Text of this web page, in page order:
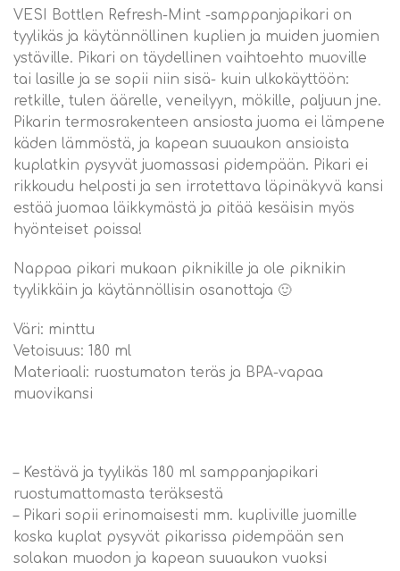
VESI Bottlen Refresh-Mint -samppanjapikari on
tyylikäs ja käytännöllinen kuplien ja muiden juomien
ystäville. Pikari on täydellinen vaihtoehto muoville
tai lasille ja se sopii niin sisä- kuin ulkokäyttöön:
retkille, tulen äärelle, veneilyyn, mökille, paljuun jne.
Pikarin termosrakenteen ansiosta juoma ei lämpene
käden lämmöstä, ja kapean suuaukon ansioista
kuplatkin pysyvät juomassasi pidempään. Pikari ei
rikkoudu helposti ja sen irrotettava läpinäkyvä kansi
estää juomaa läikkymästä ja pitää kesäisin myös
hyönteiset poissa!
Nappaa pikari mukaan piknikille ja ole piknikin
tyylikkäin ja käytännöllisin osanottaja 🙂
Väri: minttu
Vetoisuus: 180 ml
Materiaali: ruostumaton teräs ja BPA-vapaa
muovikansi
– Kestävä ja tyylikäs 180 ml samppanjapikari
ruostumattomasta teräksestä
– Pikari sopii erinomaisesti mm. kupliville juomille
koska kuplat pysyvät pikarissa pidempään sen
solakan muodon ja kapean suuaukon vuoksi